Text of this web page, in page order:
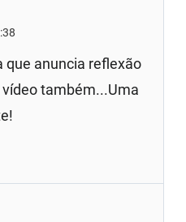
que anuncia reflexão
vídeo também...Uma